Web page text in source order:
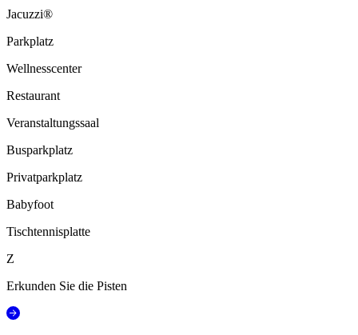
Jacuzzi®
Parkplatz
Wellnesscenter
Restaurant
Veranstaltungssaal
Busparkplatz
Privatparkplatz
Babyfoot
Tischtennisplatte
Z
Erkunden Sie die Pisten